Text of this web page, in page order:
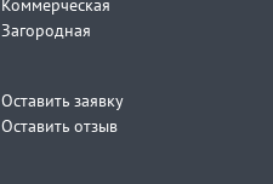
Загородная
Оставить заявку
Оставить отзыв